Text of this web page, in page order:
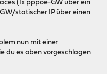
(1x pppoe-GW über ein
statischer IP über einen
nun mit einer
du es oben vorgeschlagen